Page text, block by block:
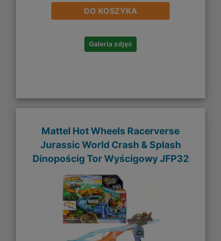
DO KOSZYKA
Galeria zdjęć
Mattel Hot Wheels Racerverse
Jurassic World Crash & Splash
Dinopościg Tor Wyścigowy JFP32